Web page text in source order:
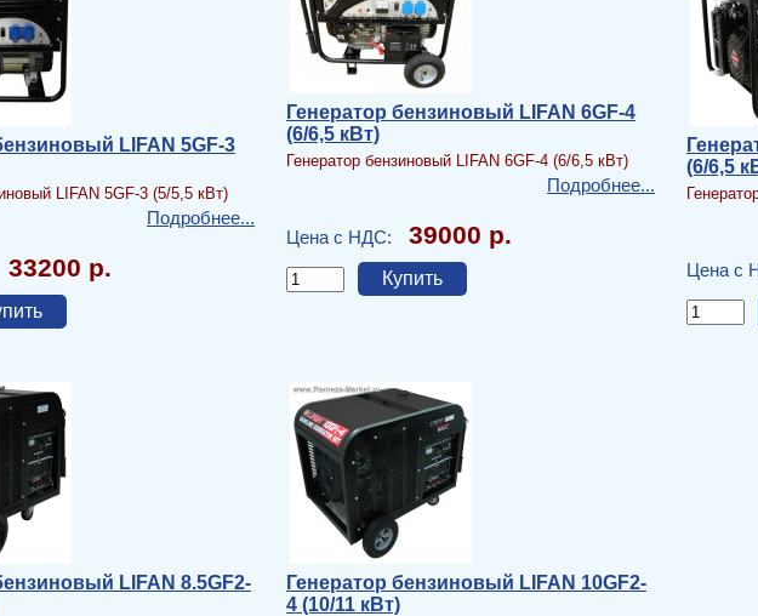
LIFAN 5GF-3
LIFAN 5GF-3 (5/5,5 кВт)
Подробнее...
33200 р.
Генератор бензиновый LIFAN 6GF-4
(6/6,5 кВт)
Генератор бензиновый LIFAN 6GF-4 (6/6,5 кВт)
Подробнее...
Цена с НДС: 39000 р.
(6/6,5
Цена с
LIFAN 8.5GF2-
Генератор бензиновый LIFAN 10GF2-
4 (10/11 кВт)